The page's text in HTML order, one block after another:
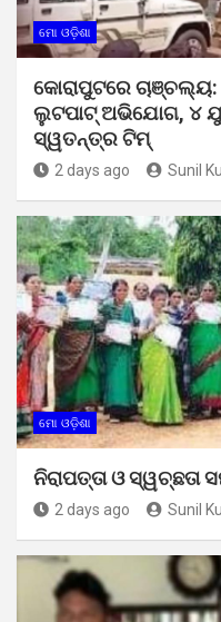
ମୋ ଓଡ଼ିଶା
କୋରାପୁଟରେ
ଲୁଟପାଟ୍ ଅଭିଯୋଗ, ୪
ସ୍ୱତନ୍ତ୍ର ଟିମ୍
2 days ago Sunil
ମୋ ଓଡ଼ିଶା
ନିରାପତ୍ତା ଓ
2 days ago Sunil